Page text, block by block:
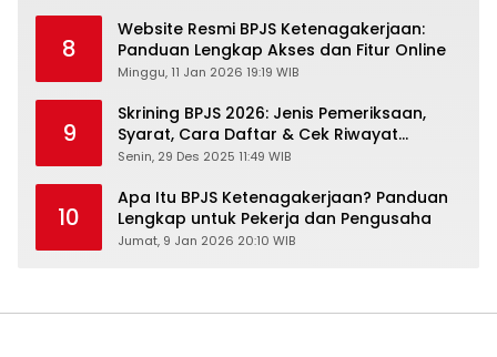
8
Website Resmi BPJS Ketenagakerjaan:
Panduan Lengkap Akses dan Fitur Online
Minggu, 11 Jan 2026 19:19 WIB
9
Skrining BPJS 2026: Jenis Pemeriksaan,
Syarat, Cara Daftar & Cek Riwayat
Kesehatan Gratis
Senin, 29 Des 2025 11:49 WIB
10
Apa Itu BPJS Ketenagakerjaan? Panduan
Lengkap untuk Pekerja dan Pengusaha
Jumat, 9 Jan 2026 20:10 WIB